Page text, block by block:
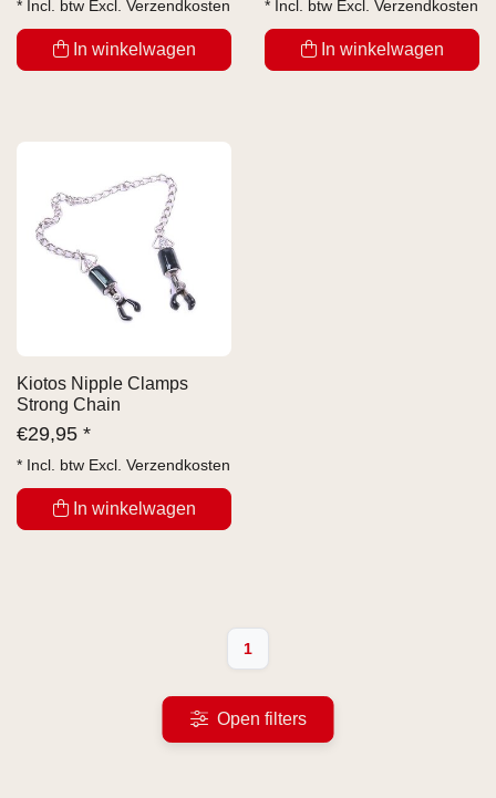
* Incl. btw Excl. Verzendkosten
In winkelwagen
* Incl. btw Excl. Verzendkosten
In winkelwagen
Kiotos Nipple Clamps
Strong Chain
€29,95 *
* Incl. btw Excl. Verzendkosten
In winkelwagen
1
Open filters